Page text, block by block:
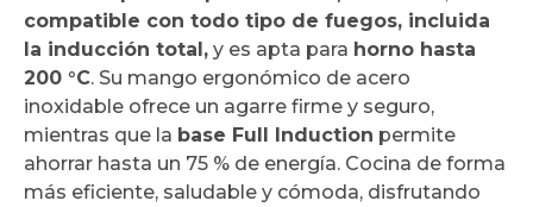
compatible con todo tipo de fuegos, incluida
la inducción total, y es apta para horno hasta
200 °C. Su mango ergonómico de acero
inoxidable ofrece un agarre firme y seguro,
mientras que la base Full Induction permite
ahorrar hasta un 75 % de energía. Cocina de forma
más eficiente, saludable y cómoda, disfrutando